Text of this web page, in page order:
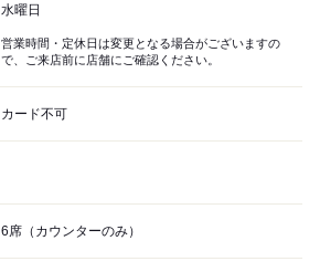
水曜日
営業時間・定休日は変更となる場合がございますの
で、ご来店前に店舗にご確認ください。
カード不可
6席（カウンターのみ）